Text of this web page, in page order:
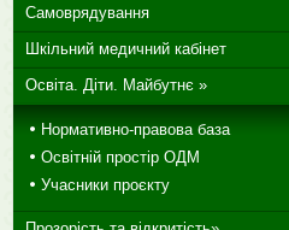
Самоврядування
Шкільний медичний кабінет
Освіта. Діти. Майбутнє »
Нормативно-правова база
Освітній простір ОДМ
Учасники проєкту